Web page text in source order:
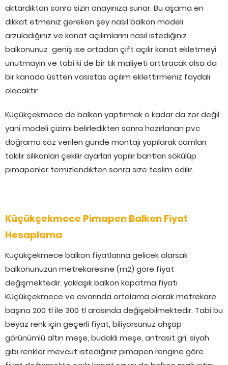
aktardıktan sonra sizin onayınıza sunar. Bu aşama en
dikkat etmeniz gereken şey nasıl balkon modeli
arzuladığınız ve kanat açılımlarını nasıl istediğiniz
balkonunuz geniş ise ortadan çift açılır kanat ekletmeyi
unutmayın ve tabi ki de bir tık maliyeti arttıracak olsa da
bir kanada üstten vasistas açılım eklettirmeniz faydalı
olacaktır.
Küçükçekmece de balkon yaptırmak o kadar da zor değil
yani modeli çizimi belirledikten sonra hazırlanan pvc
doğrama söz verilen günde montajı yapılarak camları
takılır silikonları çekilir ayarları yapılır bantları sökülüp
pimapenler temizlendikten sonra size teslim edilir.
Küçükçekmece Pimapen Balkon Fiyat
Hesaplama
Küçükçekmece balkon fiyatlarına gelicek olarsak
balkonunuzun metrekaresine (m2) göre fiyat
değişmektedir. yaklaşık balkon kapatma fiyatı
Küçükçekmece ve civarında ortalama olarak metrekare
başına 200 tl ile 300 tl arasında değişebilmektedir. Tabi bu
beyaz renk için geçerli fiyat, biliyorsunuz ahşap
görünümlü altın meşe, budaklı meşe, antrasit gri, siyah
gibi renkler mevcut istediğiniz pimapen rengine göre